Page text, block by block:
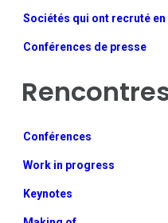
Sociétés qui ont recruté en
Conférences de presse
Conférences
Work in progress
Keynotes